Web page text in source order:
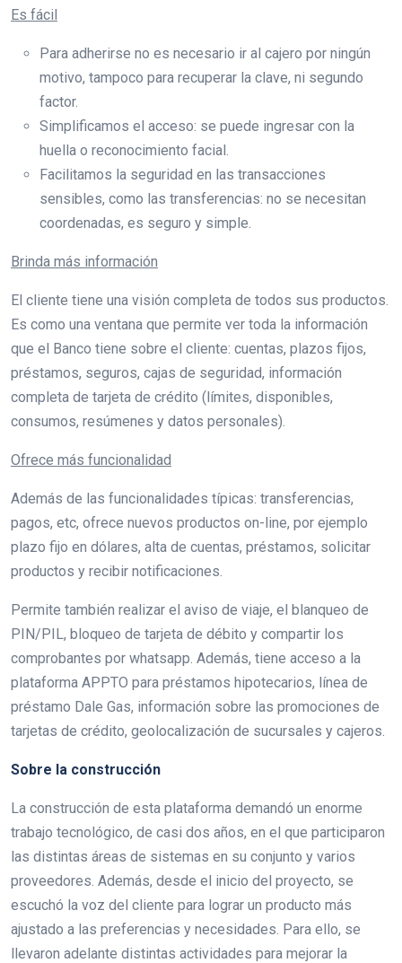
Es fácil
Para adherirse no es necesario ir al cajero por ningún
motivo, tampoco para recuperar la clave, ni segundo
factor.
Simplificamos el acceso: se puede ingresar con la
huella o reconocimiento facial.
Facilitamos la seguridad en las transacciones
sensibles, como las transferencias: no se necesitan
coordenadas, es seguro y simple.
Brinda más información
El cliente tiene una visión completa de todos sus productos.
Es como una ventana que permite ver toda la información
que el Banco tiene sobre el cliente: cuentas, plazos fijos,
préstamos, seguros, cajas de seguridad, información
completa de tarjeta de crédito (límites, disponibles,
consumos, resúmenes y datos personales).
Ofrece más funcionalidad
Además de las funcionalidades típicas: transferencias,
pagos, etc, ofrece nuevos productos on-line, por ejemplo
plazo fijo en dólares, alta de cuentas, préstamos, solicitar
productos y recibir notificaciones.
Permite también realizar el aviso de viaje, el blanqueo de
PIN/PIL, bloqueo de tarjeta de débito y compartir los
comprobantes por whatsapp. Además, tiene acceso a la
plataforma APPTO para préstamos hipotecarios, línea de
préstamo Dale Gas, información sobre las promociones de
tarjetas de crédito, geolocalización de sucursales y cajeros.
Sobre la construcción
La construcción de esta plataforma demandó un enorme
trabajo tecnológico, de casi dos años, en el que participaron
las distintas áreas de sistemas en su conjunto y varios
proveedores. Además, desde el inicio del proyecto, se
escuchó la voz del cliente para lograr un producto más
ajustado a las preferencias y necesidades. Para ello, se
llevaron adelante distintas actividades para mejorar la